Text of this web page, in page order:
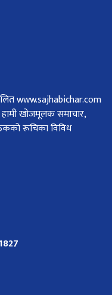
www.sajhabichar.com
हामी खोजमूलक समाचार,
रूचिका विविध